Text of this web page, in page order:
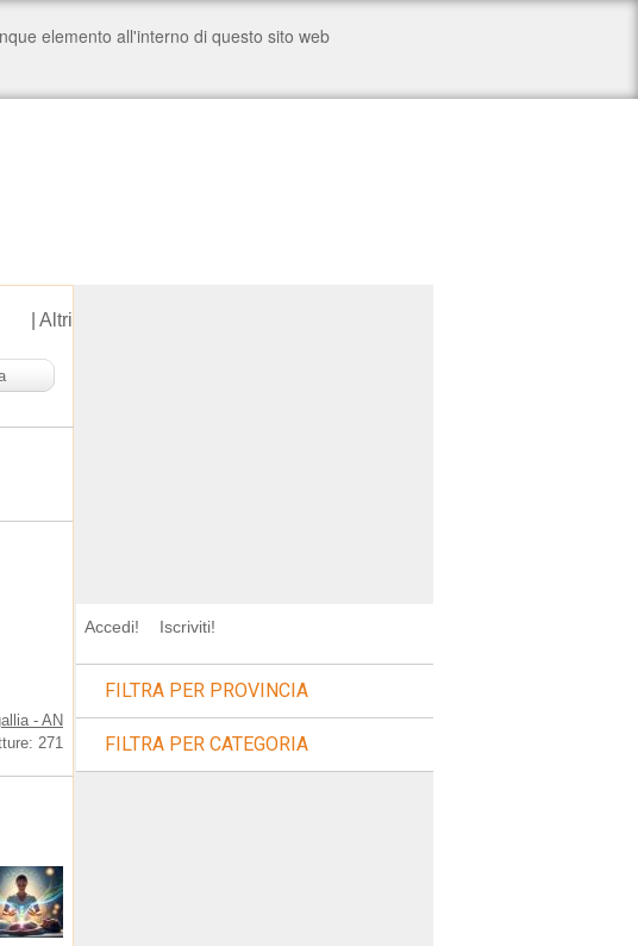
Altri
- AN
271
Accedi! Iscriviti!
FILTRA PER PROVINCIA
FILTRA PER CATEGORIA